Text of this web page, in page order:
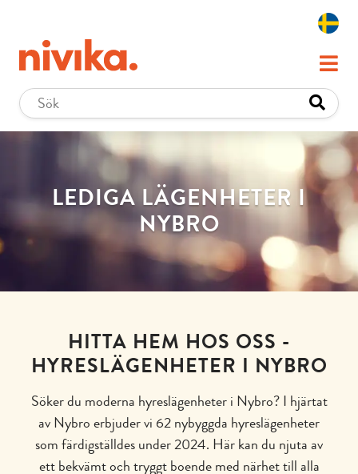
LEDIGA LÄGENHETER I
NYBRO
HITTA HEM HOS OSS -
HYRESLÄGENHETER I NYBRO
Söker du moderna hyreslägenheter i Nybro? I hjärtat
av Nybro erbjuder vi 62 nybyggda hyreslägenheter
som färdigställdes under 2024. Här kan du njuta av
ett bekvämt och tryggt boende med närhet till alla